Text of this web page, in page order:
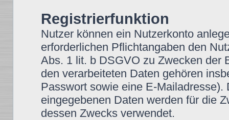
Registrierfunktion
Nutzer können ein Nutzerkonto
erforderlichen Pflichtangaben den
Abs. 1 lit. b DSGVO zu Zwecken der
den verarbeiteten Daten gehören
Passwort sowie eine E-
eingegebenen Daten werden für die
dessen Zwecks verwendet.